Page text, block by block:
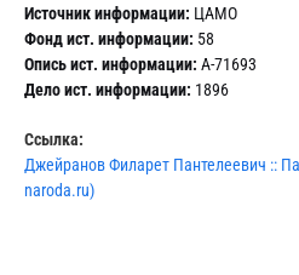
Источник информации: ЦАМО
Фонд ист. информации: 58
Опись ист. информации: А-71693
Дело ист. информации: 1896
Ссылка:
Джейранов Филарет Пантелеевич ::
naroda.ru)